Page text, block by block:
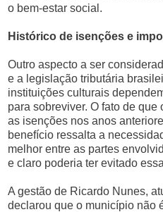
o bem-estar social.
Histórico de isenções e
Outro aspecto a ser
e a legislação tributária
instituições culturais
para sobreviver. O fato de
as isenções nos anos
benefício ressalta a
melhor entre as partes
e claro poderia ter evitado
A gestão de Ricardo Nunes,
declarou que o município não